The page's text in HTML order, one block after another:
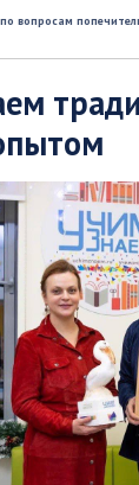
вопросам